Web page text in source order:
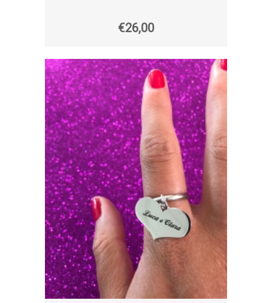
€26,00